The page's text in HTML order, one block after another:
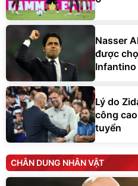
Nasser
được
Infantino
Lý do
công
tuyển
CHÂN DUNG NHÂN VẬT